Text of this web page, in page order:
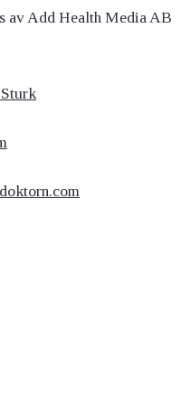
av Add Health Media AB